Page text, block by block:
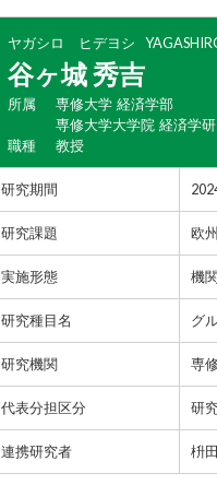
ヤガシロ ヒデヨシ
谷ヶ城 秀吉
所属
専修大学 経済学部
専修大学大学院 経済学
職種
教授
研究期間
研究課題 欧
実施形態 機
研究種目名 グ
研究機関 専
代表分担区分 研
連携研究者 枡